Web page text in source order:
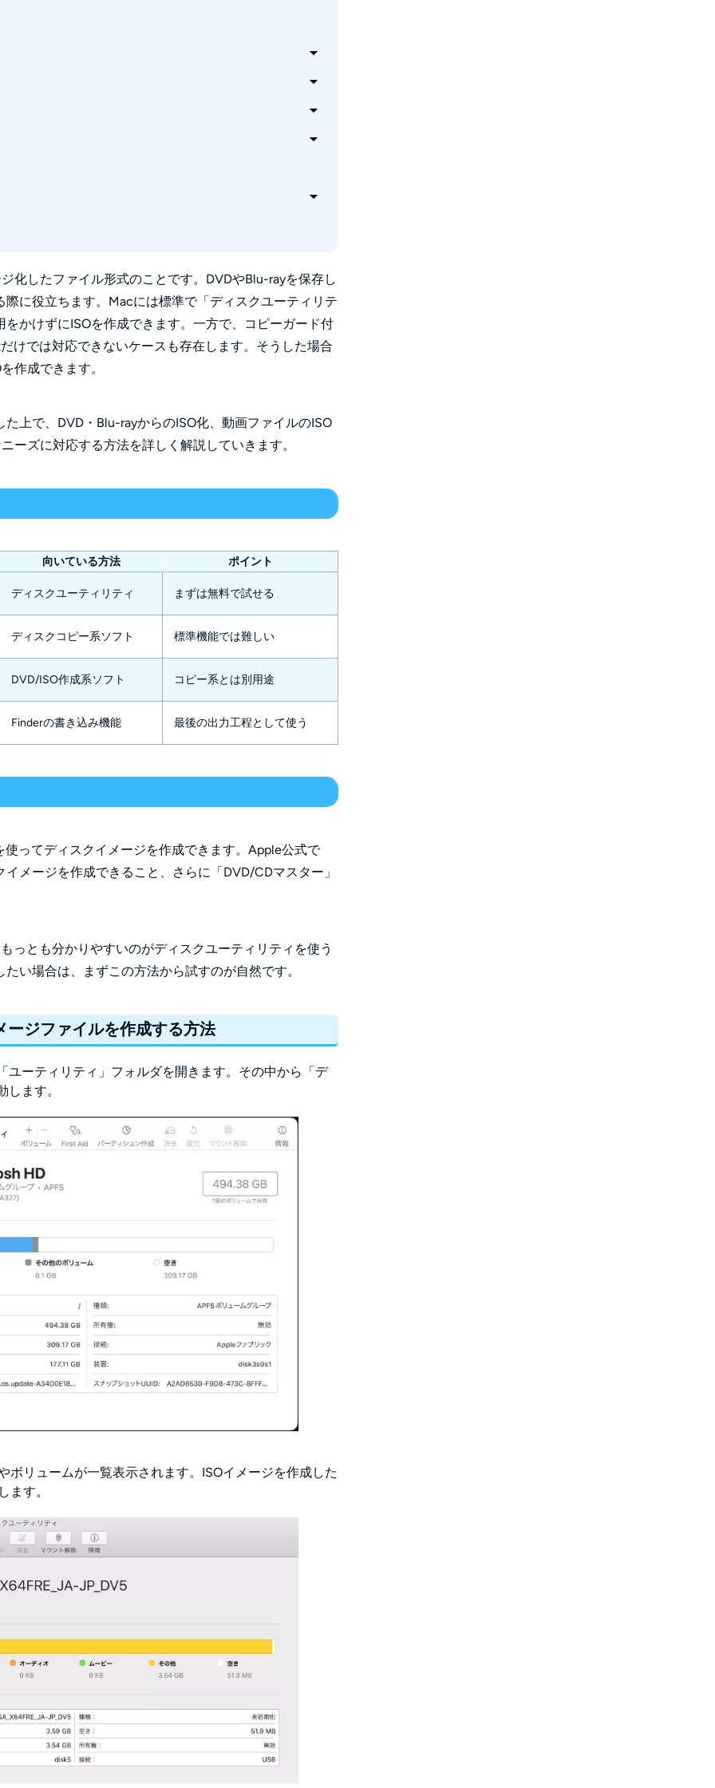
化したファイル形式のことです。DVDやBlu-rayを保存し
に役立ちます。Macには標準で「ディスクユーティリテ
かけずにISOを作成できます。一方で、コピーガード付
けでは対応できないケースも存在します。そうした場合
作成できます。
上で、DVD・Blu-rayからのISO化、動画ファイルのISO
ーズに対応する方法を詳しく解説していきます。
向いている方法 ポイント
ディスクユーティリティ まずは無料で試せる
ディスクコピー系ソフト 標準機能では難しい
DVD/ISO作成系ソフト コピー系とは別用途
Finderの書き込み機能 最後の出力工程として使う
ってディスクイメージを作成できます。Apple公式で
メージを作成できること、さらに「DVD/CDマスター」
っとも分かりやすいのがディスクユーティリティを使う
い場合は、まずこの方法から試すのが自然です。
ジファイルを作成する方法
ユーティリティ」フォルダを開きます。その中から「デ
ます。
ボリュームが一覧表示されます。ISOイメージを作成した
ます。